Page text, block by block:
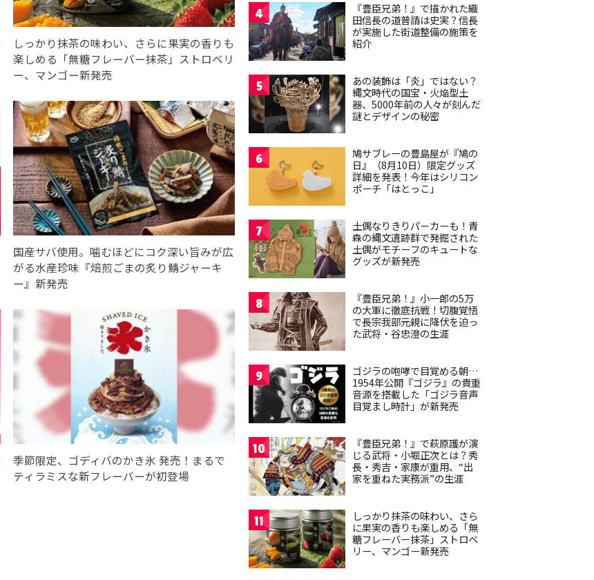
しっかり抹茶の味わい、さらに果実の香りも
楽しめる「無糖フレーバー抹茶」ストロベリ
ー、マンゴー新発売
国産サバ使用。噛むほどにコク深い旨みが広
がる水産珍味『焙煎ごまの炙り鯖ジャーキ
ー』新発売
季節限定、ゴディバのかき氷 発売！まるで
ティラミスな新フレーバーが初登場
4
『豊臣兄弟！』で描かれた織
田信長の道普請は史実？信長
が実施した街道整備の施策を
紹介
5
あの装飾は「炎」ではない？
縄文時代の国宝・火焔型土
器、5000年前の人々が刻んだ
謎とデザインの秘密
6
鳩サブレーの豊島屋が『鳩の
日』（8月10日）限定グッズ
詳細を発表！今年はシリコン
ポーチ「はとっこ」
7
土偶なりきりパーカーも！青
森の縄文遺跡群で発掘された
土偶がモチーフのキュートな
グッズが新発売
8
『豊臣兄弟！』小一郎の5万
の大軍に徹底抗戦！切腹覚悟
で長宗我部元親に降伏を迫っ
た武将・谷忠澄の生涯
9
ゴジラの咆哮で目覚める朝…
1954年公開『ゴジラ』の貴重
音源を搭載した「ゴジラ音声
目覚まし時計」が新発売
10
『豊臣兄弟！』で萩原護が演
じる武将・小堀正次とは？秀
長・秀吉・家康が重用、“出
家を重ねた実務派”の生涯
11
しっかり抹茶の味わい、さら
に果実の香りも楽しめる「無
糖フレーバー抹茶」ストロベ
リー、マンゴー新発売